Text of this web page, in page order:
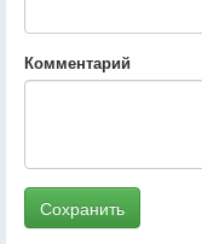
Комментарий
Сохранить